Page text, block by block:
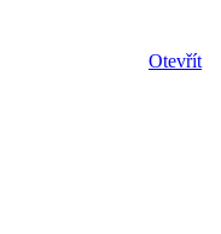
Otevřít